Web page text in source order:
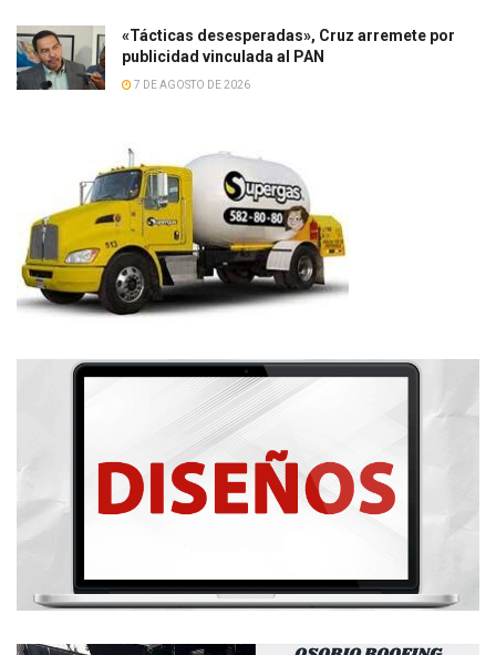
«Tácticas desesperadas», Cruz arremete por
publicidad vinculada al PAN
7 DE AGOSTO DE 2026